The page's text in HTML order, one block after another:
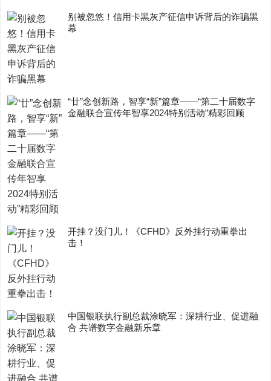
别被忽悠！信用卡黑灰产征信申诉背后的诈骗黑
幕
“廿”念创新路，智享“新”篇章——“第二十届数字
金融联合宣传年智享2024特别活动”精彩回顾
开挂？没门儿！《CFHD》反外挂行动重拳出
击！
中国银联执行副总裁涂晓军：深耕行业、促进融
合 共谱数字金融新乐章